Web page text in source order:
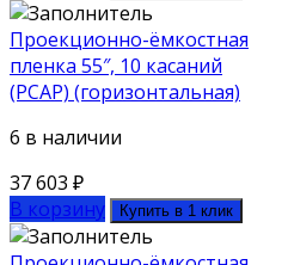
Проекционно-ёмкостная
пленка 55″, 10 касаний
(PCAP) (горизонтальная)
6 в наличии
37 603 ₽
В корзину
Купить в 1 клик